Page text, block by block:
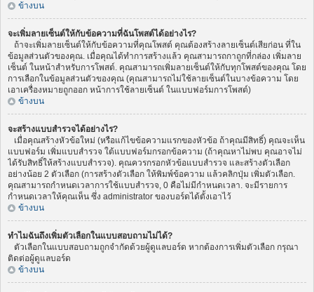
ข้างบน
จะเพิ่มลายเซ็นต์ให้กับข้อความที่ฉันโพสต์ได้อย่างไร?
ถ้าจะเพิ่มลายเซ็นต์ให้กับข้อความที่คุณโพสต์ คุณต้องสร้างลายเซ็นต์เสียก่อน ที่ใน
ข้อมูลส่วนตัวของคุณ. เมื่อคุณได้ทำการสร้างแล้ว คุณสามารถกาถูกที่กล่อง เพิ่มลาย
เซ็นต์ ในหน้าสำหรับการโพสต์. คุณสามารถเพิ่มลายเซ็นต์ให้กับทุกโพสต์ของคุณ โดย
การเลือกในข้อมูลส่วนตัวของคุณ (คุณสามารถไม่ใช้ลายเซ็นต์ในบางข้อความ โดย
เอาเครื่องหมายถูกออก หน้าการใช้ลายเซ็นต์ ในแบบฟอร์มการโพสต์)
ข้างบน
จะสร้างแบบสำรวจได้อย่างไร?
เมื่อคุณสร้างหัวข้อใหม่ (หรือแก้ไขข้อความแรกของหัวข้อ ถ้าคุณมีสิทธิ์) คุณจะเห็น
แบบฟอร์ม เพิ่มแบบสำรวจ ใต้แบบฟอร์มกรอกข้อความ (ถ้าคุณหาไม่พบ คุณอาจไม่
ได้รับสิทธิ์ให้สร้างแบบสำรวจ). คุณควรกรอกหัวข้อแบบสำรวจ และสร้างตัวเลือก
อย่างน้อย 2 ตัวเลือก (การสร้างตัวเลือก ให้พิมพ์ข้อความ แล้วคลิกปุ่ม เพิ่มตัวเลือก.
คุณสามารถกำหนดเวลาการใช้แบบสำรวจ, 0 คือไม่มีกำหนดเวลา. จะมีรายการ
กำหนดเวลาให้คุณเห็น ซึ่ง administrator ของบอร์ดได้ตั้งเอาไว้
ข้างบน
ทำไมฉันถึงเพิ่มตัวเลือกในแบบสอบถามไม่ได้?
ตัวเลือกในแบบสอบถามถูกจำกัดด้วยผู้ดูแลบอร์ด หากต้องการเพิ่มตัวเลือก กรุณา
ติดต่อผู้ดูแลบอร์ด
ข้างบน